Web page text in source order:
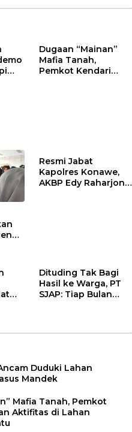
Dugaan “Mainan”
Mafia Tanah,
Pemkot Kendari
Resmi Jabat
Kapolres Konawe,
AKBP Edy Raharjono
Dituding Tak Bagi
Hasil ke Warga, PT
SJAP: Tiap Bulan
Duduki Lahan
Mandek
Mafia Tanah, Pemkot
Aktifitas di Lahan